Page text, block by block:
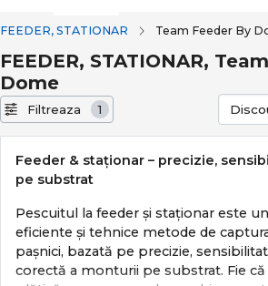
FEEDER, STATIONAR Team Feeder By
FEEDER, STATIONAR,
Dome
Filtreaza 1
Feeder & staționar – precizie,
pe substrat
Pescuitul la feeder și staționar este
eficiente și tehnice metode de
pașnici, bazată pe precizie,
corectă a monturii pe substrat. Fie că